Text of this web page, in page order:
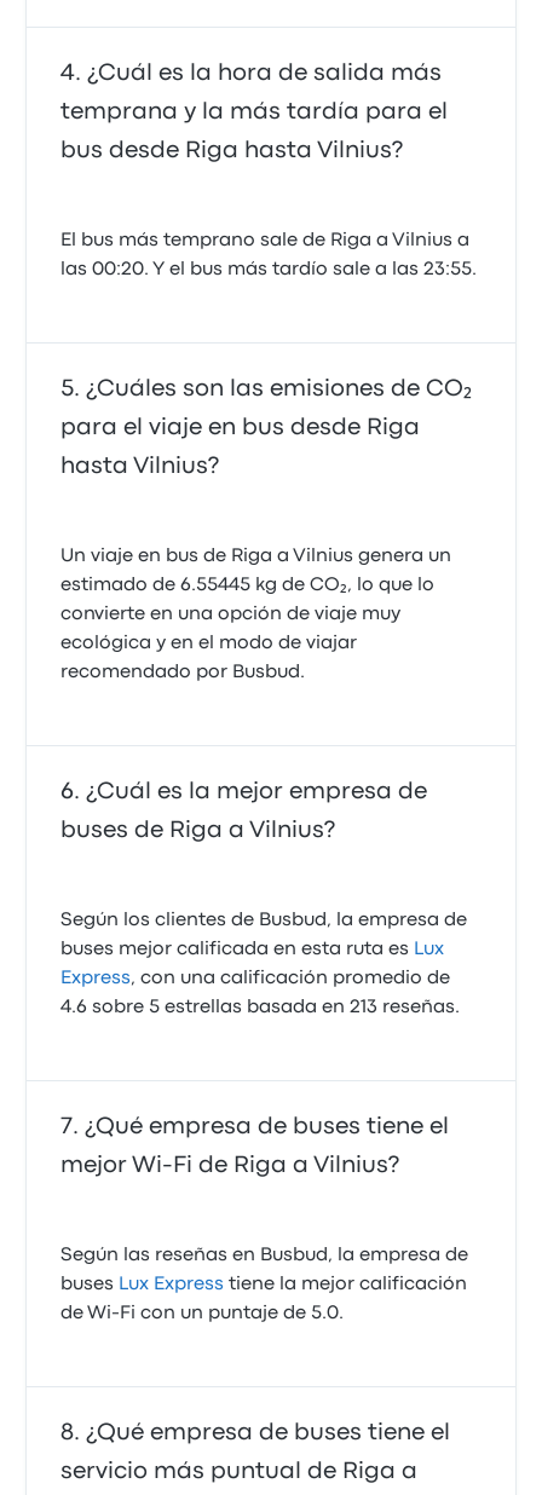
¿Cuál es la hora de salida más
temprana y la más tardía para el
bus desde Riga hasta Vilnius?
El bus más temprano sale de Riga a Vilnius a
las 00:20. Y el bus más tardío sale a las 23:55.
¿Cuáles son las emisiones de CO₂
para el viaje en bus desde Riga
hasta Vilnius?
Un viaje en bus de Riga a Vilnius genera un
estimado de 6.55445 kg de CO₂, lo que lo
convierte en una opción de viaje muy
ecológica y en el modo de viajar
recomendado por Busbud.
¿Cuál es la mejor empresa de
buses de Riga a Vilnius?
Según los clientes de Busbud, la empresa de
buses mejor calificada en esta ruta es Lux
Express, con una calificación promedio de
4.6 sobre 5 estrellas basada en 213 reseñas.
¿Qué empresa de buses tiene el
mejor Wi-Fi de Riga a Vilnius?
Según las reseñas en Busbud, la empresa de
buses Lux Express tiene la mejor calificación
de Wi‑Fi con un puntaje de 5.0.
¿Qué empresa de buses tiene el
servicio más puntual de Riga a